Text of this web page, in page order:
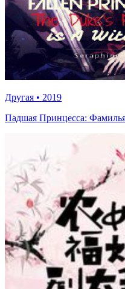
Другая • 2019
Падшая Принцесса: